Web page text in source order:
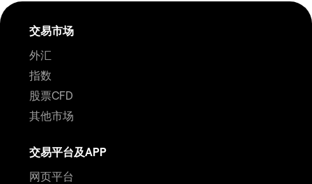
交易市场
外汇
指数
股票CFD
其他市场
交易平台及APP
网页平台